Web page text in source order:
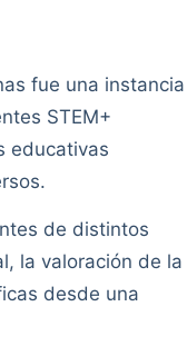
fue una instancia
STEM+
educativas
de distintos
la valoración de la
desde una